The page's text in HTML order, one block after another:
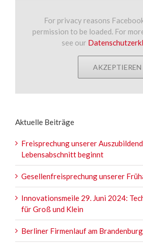
For privacy reasons
permission to be loaded. For
see our
AKZEPTIEREN
Aktuelle Beiträge
Freisprechung unserer
Lebensabschnitt beginnt
Gesellenfreisprechung unserer
Innovationsmeile 29. Juni 2024:
für Groß und Klein
Berliner Firmenlauf am